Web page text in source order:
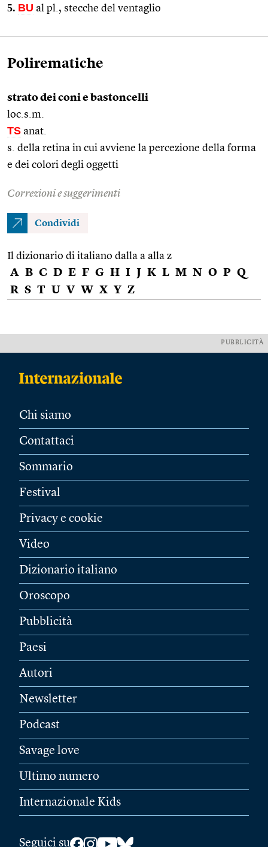
5. BU al pl., stecche del ventaglio
Polirematiche
strato dei coni e bastoncelli
loc.s.m.
TS anat.
s. della retina in cui avviene la percezione della forma
e dei colori degli oggetti
Correzioni e suggerimenti
Condividi
Il dizionario di italiano dalla a alla z
A B C D E F G H I J K L M N O P Q
R S T U V W X Y Z
PUBBLICITÀ
Chi siamo
Contattaci
Sommario
Festival
Privacy e cookie
Video
Dizionario italiano
Oroscopo
Pubblicità
Paesi
Autori
Newsletter
Podcast
Savage love
Ultimo numero
Internazionale Kids
Seguici su